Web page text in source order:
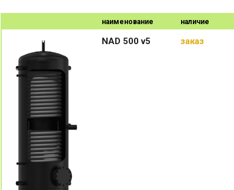
наименование наличие
NAD 500 v5 заказ